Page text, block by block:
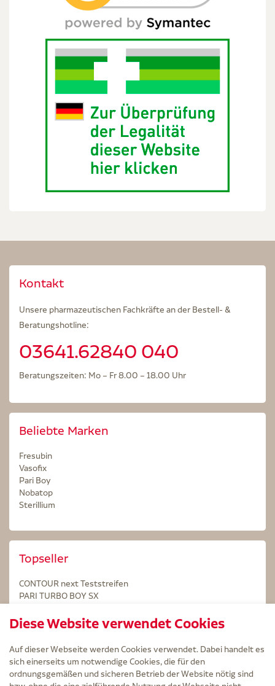
Kontakt
Unsere pharmazeutischen Fachkräfte an der Bestell- &
Beratungshotline:
03641.62840 040
Beratungszeiten: Mo – Fr 8.00 – 18.00 Uhr
Beliebte Marken
Fresubin
Vasofix
Pari Boy
Nobatop
Sterillium
Topseller
CONTOUR next Teststreifen
PARI TURBO BOY SX
Kintex Kinesiologie Tape blau
Diese Website verwendet Cookies
Auf dieser Webseite werden Cookies verwendet. Dabei handelt es
sich einerseits um notwendige Cookies, die für den
ordnungsgemäßen und sicheren Betrieb der Website nötig sind